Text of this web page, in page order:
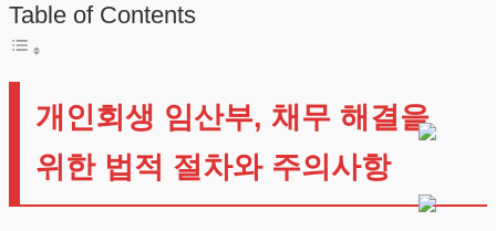
Table of Contents
개인회생 임산부, 채무 해결을
위한 법적 절차와 주의사항